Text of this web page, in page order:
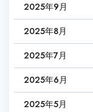
2025年9月
2025年8月
2025年7月
2025年6月
2025年5月